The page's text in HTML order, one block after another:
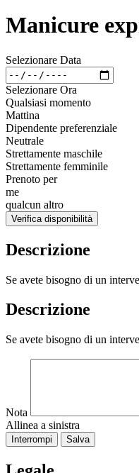
Manicure
Selezionare Data
Selezionare Ora
Qualsiasi momento
Mattina
Dipendente preferenziale
Neutrale
Strettamente maschile
Strettamente femminile
Prenoto per
me
qualcun altro
Verifica disponibilità
Descrizione
Se avete bisogno di un
Descrizione
Se avete bisogno di un
Nota
Allinea a sinistra
Interrompi Salva